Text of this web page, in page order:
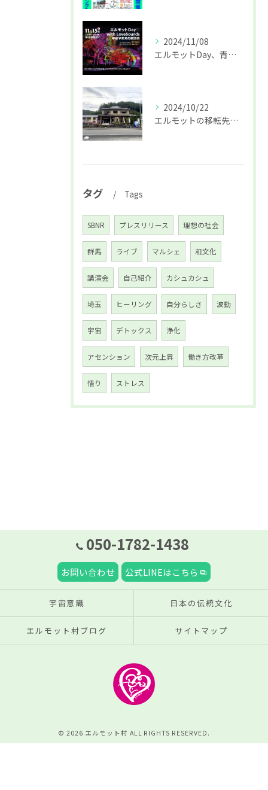
2024/11/08
エルモットDay、青梅初開催はプロジェクションマッピングも♪
2024/10/22
エルモットの移転先決定☆オープニングイベントのお知らせ♪
タグ Tags
SBNR プレスリリース 理想の社会
群馬 ライブ マルシェ 和文化
講演会 自己紹介 カシュカシュ
埼玉 ヒーリング 自分らしさ 波動
宇宙 デトックス 浄化
アセンション 次元上昇 働き方改革
悟り ストレス
050-1782-1438
お問い合わせ 公式LINEはこちら
宇宙意識 日本の伝統文化
エルモット村ブログ サイトマップ
© 2026 エルモット村 ALL RIGHTS RESERVED.